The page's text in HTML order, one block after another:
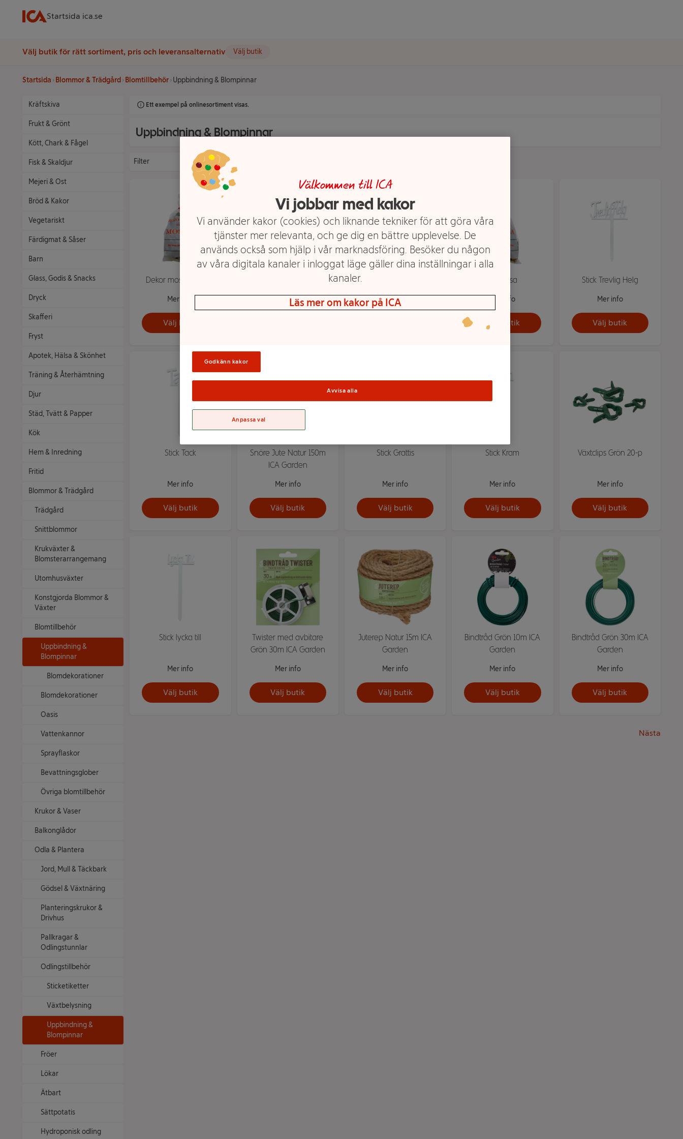
Startsida ica.se
Välj butik för rätt sortiment, pris och leveransalternativ Välj butik
Startsida Blommor & Trädgård Blomtillbehör Uppbindning & Blompinnar
Kräftskiva
Frukt & Grönt
Kött, Chark & Fågel
Fisk & Skaldjur
Mejeri & Ost
Bröd & Kakor
Vegetariskt
Färdigmat & Såser
Barn
Glass, Godis & Snacks
Dryck
Skafferi
Fryst
Apotek, Hälsa & Skönhet
Träning & Återhämtning
Djur
Städ, Tvätt & Papper
Kök
Hem & Inredning
Fritid
Blommor & Trädgård
Trädgård
Snittblommor
Krukväxter &
Blomsterarrangemang
Utomhusväxter
Konstgjorda Blommor &
Växter
Blomtillbehör
Uppbindning &
Blompinnar
Blomdekorationer
Blomdekorationer
Oasis
Vattenkannor
Sprayflaskor
Bevattningsglober
Övriga blomtillbehör
Krukor & Vaser
Balkonglådor
Odla & Plantera
Jord, Mull & Täckbark
Gödsel & Växtnäring
Planteringskrukor &
Drivhus
Pallkragar &
Odlingstunnlar
Odlingstillbehör
Sticketiketter
Växtbelysning
Uppbindning &
Blompinnar
Fröer
Lökar
Ätbart
Sättpotatis
Hydroponisk odling
Ett exempel på onlinesortiment visas.
Uppbindning & Blompinnar
Filter
Dekor mossa vit 80g
Mer info
Välj butik
Mer info Mer info
Vitmossa
Mer info
Välj butik
Stick Trevlig Helg
Mer info
Välj butik
Stick Tack
Mer info
Välj butik
Snöre Jute Natur 150m
ICA Garden
Mer info
Välj butik
Stick Grattis
Mer info
Välj butik
Stick Kram
Mer info
Välj butik
Växtclips Grön 20-p
Mer info
Välj butik
Stick lycka till
Mer info
Välj butik
Twister med avbitare
Grön 30m ICA Garden
Mer info
Välj butik
Juterep Natur 15m ICA
Garden
Mer info
Välj butik
Bindtråd Grön 10m ICA
Garden
Mer info
Välj butik
Bindtråd Grön 30m ICA
Garden
Mer info
Välj butik
Nästa
Välkommen till ICA
Vi jobbar med kakor
Vi använder kakor (cookies) och liknande tekniker för att göra våra
tjänster mer relevanta, och ge dig en bättre upplevelse. De
används också som hjälp i vår marknadsföring. Besöker du någon
av våra digitala kanaler i inloggat läge gäller dina inställningar i alla
kanaler.
Läs mer om kakor på ICA
Godkänn kakor
Avvisa alla
Anpassa val